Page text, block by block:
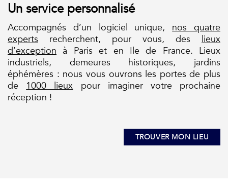
Un service personnalisé
Accompagnés d’un logiciel unique,nos quatre
experts recherchent, pour vous, des lieux
d’exception à Paris et en Ile de France. Lieux
industriels, demeures historiques, jardins
éphémères : nous vous ouvrons les portes de plus
de1000 lieuxpour imaginer votre prochaine
réception !
TROUVER MON LIEU